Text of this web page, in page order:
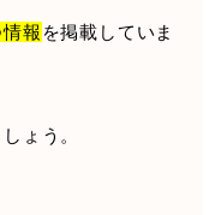
報 を掲載していま
ょう。